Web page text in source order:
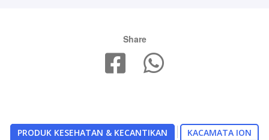
Share
PRODUK KESEHATAN & KECANTIKAN KACAMATA ION